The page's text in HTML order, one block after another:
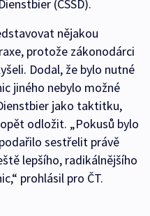
(ČSSD).
nějakou
protože zákonodárci
Dodal, že bylo nutné
jiného nebylo možné
jako taktitku,
odložit. „Pokusů bylo
sestřelit právě
lepšího, radikálnějšího
prohlásil pro ČT.